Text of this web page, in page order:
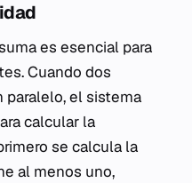
es esencial para
Cuando dos
el sistema
calcular la
se calcula la
al menos uno,